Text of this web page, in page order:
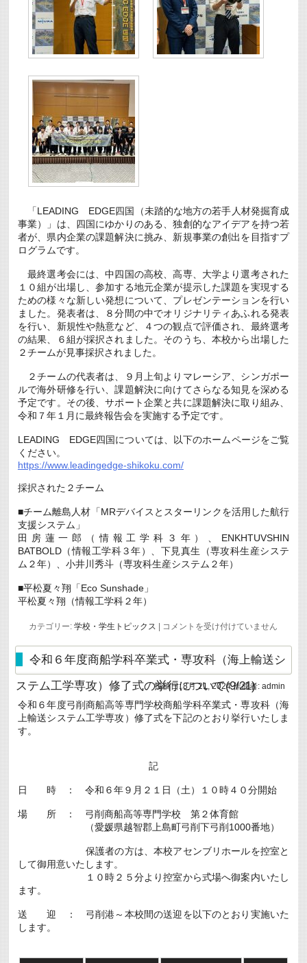
(8/30)
「LEADING EDGE四国（未踏的な地方の若手人材発掘育成
事業）」は、四国にゆかりのある、独創的なアイデアを持つ若
者が、県内企業の課題解決に挑み、新規事業の創出を目指すプ
ログラムです。
最終選考会には、中四国の高校、高専、大学より選考された
１０組が出場し、参加する地元企業が提示した課題を実現する
ための様々な新しい発想について、プレゼンテーションを行い
ました。発表者は、８分間の中でオリジナリティあふれる発表
を行い、新規性や熱意など、４つの観点で評価され、最終選考
の結果、６組が採択されました。そのうち、本校から出場した
２チームが見事採択されました。
２チームの代表者は、９月上旬よりマレーシア、シンガポー
ルで海外研修を行い、課題解決に向けてさらなる知見を深める
予定です。その後、サポート企業と共に課題解決に取り組み、
令和７年１月に最終報告会を実施する予定です。
LEADING EDGE四国については、以下のホームページをご覧
ください。
https://www.leadingedge-shikoku.com/
採択された２チーム
■チーム離島人材「MRデバイスとスターリンクを活用した航行
支援システム」
田房蓮一郎（情報工学科３年）、ENKHTUVSHIN
BATBOLD（情報工学科３年）、下見真生（専攻科生産システ
ム２年）、小井川秀斗（専攻科生産システム２年）
■平松夏々翔「Eco Sunshade」
平松夏々翔（情報工学科２年）
カテゴリー: 学校・学生トピックス
LEADING
国
に
お
い
て
弓
削
商
２
チ
ム
が
択
は
コメントを受け付けていません
令和６年度商船学科卒業式・専攻科（海上輸送シ
ステム工学専攻）修了式の挙行について(9/21)
投稿日: 8月 21, 2024 作成者: admin
令和６年度弓削商船高等専門学校商船学科卒業式・専攻科（海
上輸送システム工学専攻）修了式を下記のとおり挙行いたしま
す。
記
日 時 ： 令和６年９月２１日（土）１０時４０分開始
場 所 ： 弓削商船高等専門学校 第２体育館
（愛媛県越智郡上島町弓削下弓削1000番地）
保護者の方は、本校アセンブリホールを控室と
して御用意いたします。
１０時２５分より控室から式場へ御案内いたし
ます。
送 迎 ： 弓削港～本校間の送迎を以下のとおり実施いた
します。